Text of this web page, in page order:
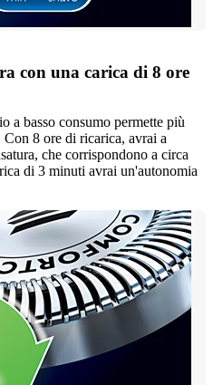
con una carica di 8 ore
a basso consumo permette più
8 ore di ricarica, avrai a
che corrispondono a circa
di 3 minuti avrai un'autonomia